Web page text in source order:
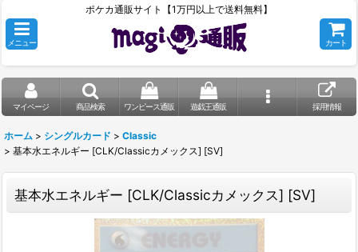
ポケカ通販サイト【1万円以上で送料無料】
メニュー カート
マイページ 商品検索 ワンピース通販 遊戯王通販 採用情報
ホーム > シングルカード > Classic
> 基本水エネルギー [CLK/Classicカメックス] [SV]
基本水エネルギー [CLK/Classicカメックス] [SV]